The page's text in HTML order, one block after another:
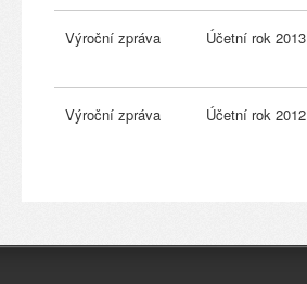
Výroční zpráva Účetní rok 2013
Výroční zpráva Účetní rok 2012